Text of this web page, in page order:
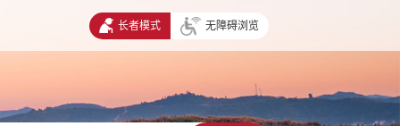
长者模式 无障碍浏览